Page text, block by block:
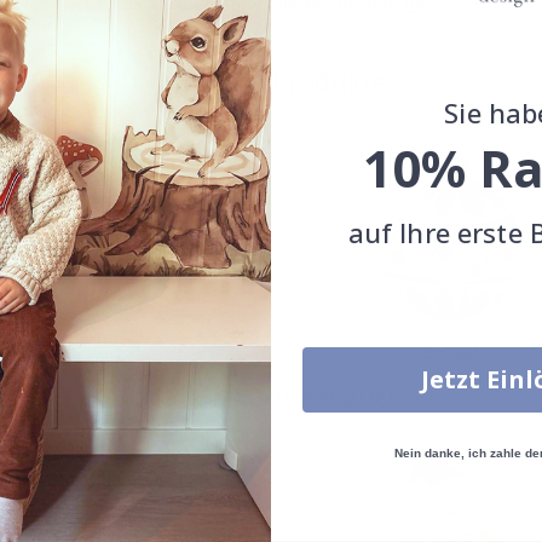
Ähnliche Produkte
Special
Price
€3,00 Special
€3,00
Andere kauften auch
Sie
10%
auf Ihre erste
Jetzt
Nein danke, ich zahle